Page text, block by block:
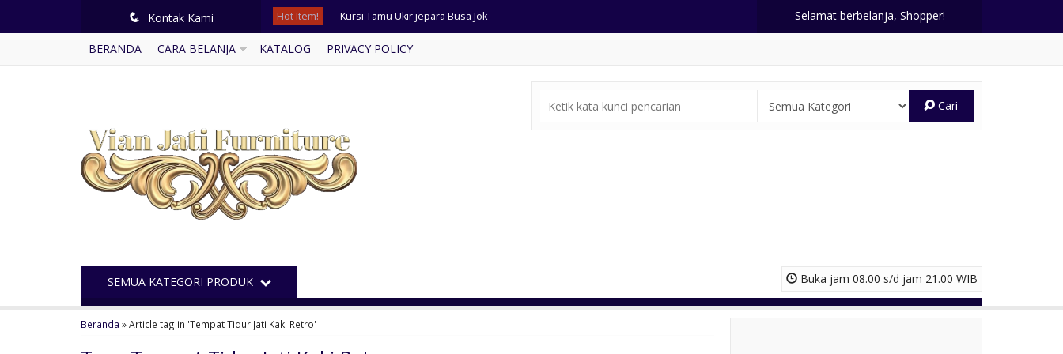
q Kontak Kami Hot Item! Kursi Tamu Ukir jepara Busa Jok
Podium Mimbar Minimalis Jepara
Tempat Tidur Ukiran Mewah
Temapat Tidur Jati Model Salur
Selamat berbelanja, Shopper!
BERANDA CARA BELANJA KATALOG PRIVACY POLICY
Cari
Buka jam 08.00 s/d jam 21.00 WIB
SEMUA KATEGORI PRODUK
Beranda »Article tag in 'Tempat Tidur Jati Kaki Retro'